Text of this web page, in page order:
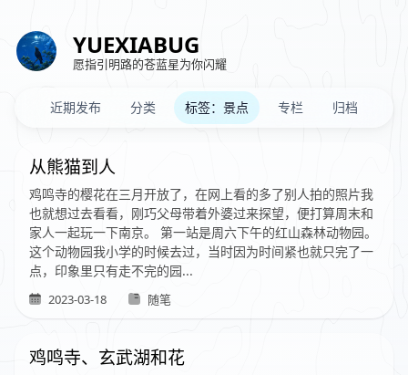
YUEXIABUG
愿指引明路的苍蓝星为你闪耀
近期发布 分类 标签：景点 专栏 归档
从熊猫到人
鸡鸣寺的樱花在三月开放了，在网上看的多了别人拍的照片我
也就想过去看看，刚巧父母带着外婆过来探望，便打算周末和
家人一起玩一下南京。 第一站是周六下午的红山森林动物园。
这个动物园我小学的时候去过，当时因为时间紧也就只完了一
点，印象里只有走不完的园...
2023-03-18 随笔
鸡鸣寺、玄武湖和花